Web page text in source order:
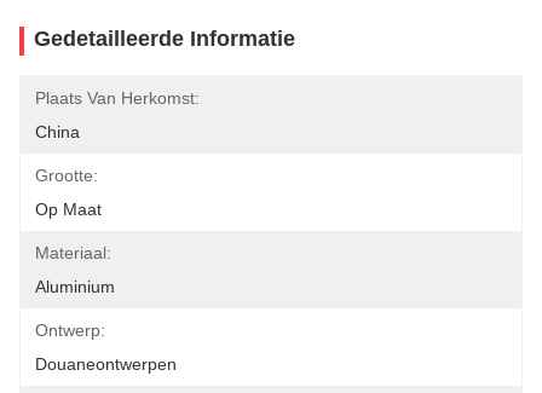
Gedetailleerde Informatie
Plaats Van Herkomst:
China
Grootte:
Op Maat
Materiaal:
Aluminium
Ontwerp:
Douaneontwerpen